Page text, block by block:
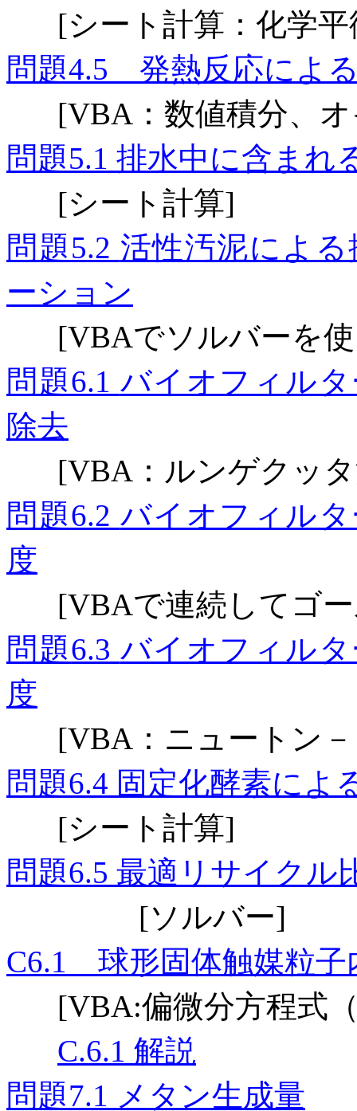
[シート計算：化学
問題4.5 発熱反応によ
[VBA ：数値積分、
問題5.1 排水中に含まれ
[シート計算]
問題5.2 活性汚泥によ
ーション
[VBAでソルバーを
問題6.1 バイオフィル
除去
[VBA ：ルンゲクッ
問題6.2 バイオフィル
度
[VBAで連続してゴ
問題6.3 バイオフィル
度
[VBA ：ニュートン
問題6.4 固定化酵素によ
[シート計算]
問題6.5 最適リサイクル
[ソルバー]
C6.1
球形固体触媒粒子
[VBA:偏微分方程式
C.6.1 解説
問題7.1 メタン生成量